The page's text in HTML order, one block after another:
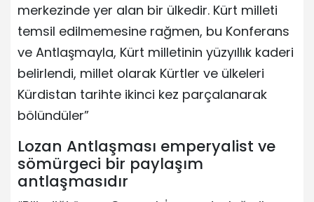
merkezinde yer alan bir ülkedir. Kürt milleti
temsil edilmemesine rağmen, bu Konferans
ve Antlaşmayla, Kürt milletinin yüzyıllık kaderi
belirlendi, millet olarak Kürtler ve ülkeleri
Kürdistan tarihte ikinci kez parçalanarak
bölündüler”
Lozan Antlaşması emperyalist ve
sömürgeci bir paylaşım
antlaşmasıdır